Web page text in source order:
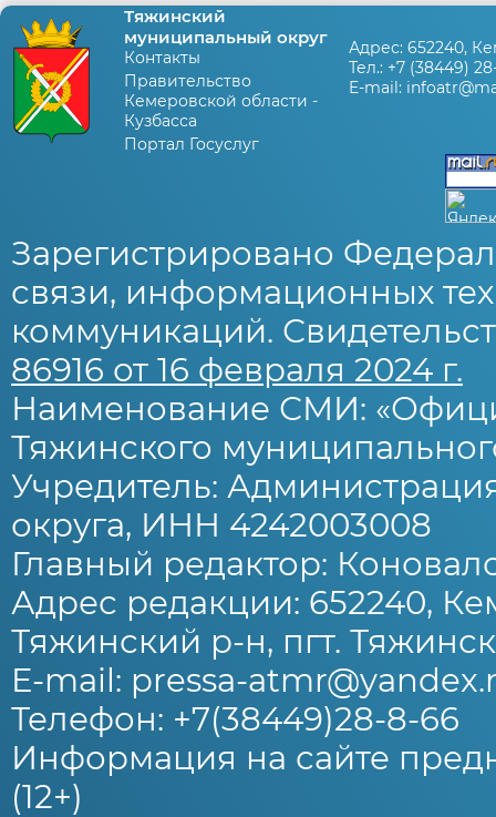
Тяжинский
муниципальный округ
Контакты
Правительство
Кемеровской области -
Кузбасса
Портал Госуслуг
Адрес: 652240,
Тел.: +7 (38449)
E-mail:
Зарегистрировано
связи, информационных
коммуникаций.
86916 от 16 февраля 2024 г.
Наименование СМИ:
Тяжинского
Учредитель:
округа, ИНН 4242003008
Главный редактор:
Адрес редакции: 652240,
Тяжинский р-н, пгт.
E-mail: pressa-
Телефон: +7(38449)28-8-66
Информация на сайте
(12+)